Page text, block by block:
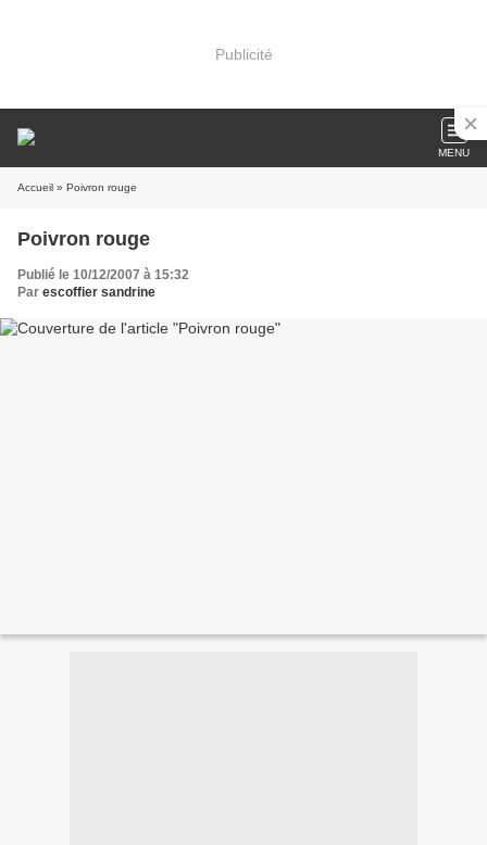
Publicité
MENU
Accueil » Poivron rouge
Poivron rouge
Publié le 10/12/2007 à 15:32
Par escoffier sandrine